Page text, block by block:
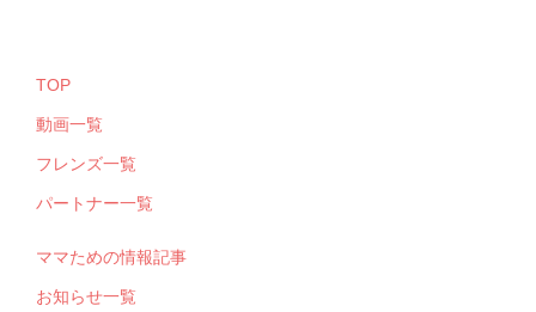
TOP
動画一覧
フレンズ一覧
パートナー一覧
ママための情報記事
お知らせ一覧